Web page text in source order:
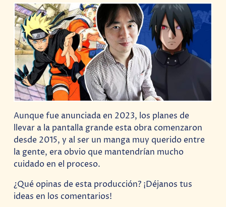
Aunque fue anunciada en 2023, los planes de
llevar a la pantalla grande esta obra comenzaron
desde 2015, y al ser un manga muy querido entre
la gente, era obvio que mantendrían mucho
cuidado en el proceso.
¿Qué opinas de esta producción? ¡Déjanos tus
ideas en los comentarios!